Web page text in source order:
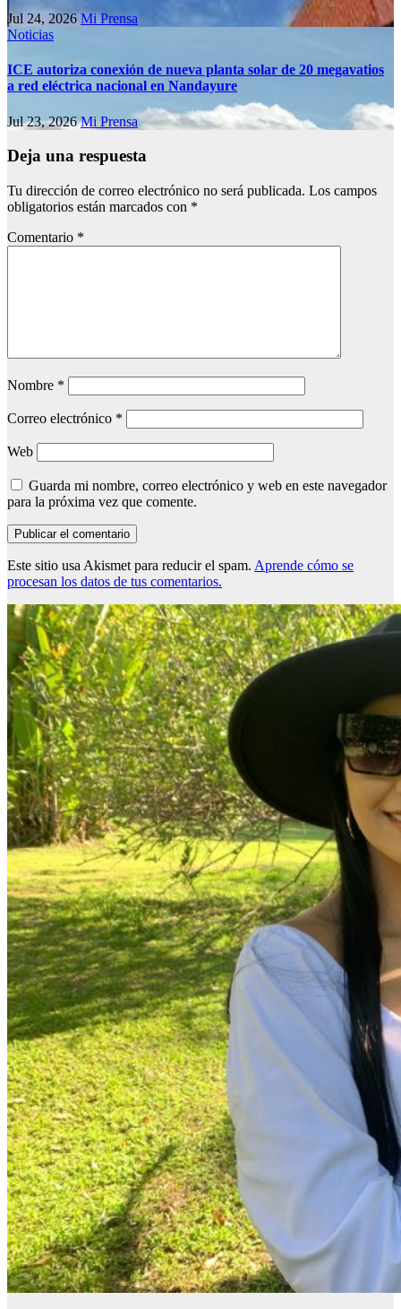
Jul 24, 2026Mi Prensa
Noticias
ICE autoriza conexión de nueva planta solar de 20 megavatios
a red eléctrica nacional en Nandayure
Jul 23, 2026Mi Prensa
Deja una respuesta
Tu dirección de correo electrónico no será publicada. Los campos
obligatorios están marcados con *
Comentario *
Nombre *
Correo electrónico *
Web
Guarda mi nombre, correo electrónico y web en este navegador
para la próxima vez que comente.
Este sitio usa Akismet para reducir el spam. Aprende cómo se
procesan los datos de tus comentarios.